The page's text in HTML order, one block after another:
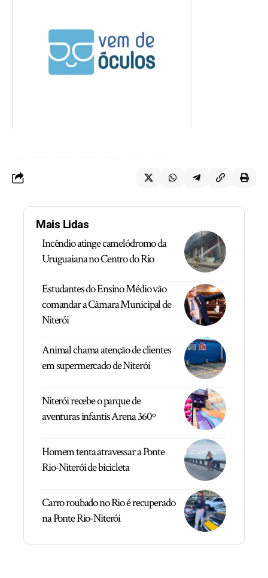
Mais Lidas
Incêndio atinge camelódromo da
Uruguaiana no Centro do Rio
Estudantes do Ensino Médio vão
comandar a Câmara Municipal de
Niterói
Animal chama atenção de clientes
em supermercado de Niterói
Niterói recebe o parque de
aventuras infantis Arena 360º
Homem tenta atravessar a Ponte
Rio-Niterói de bicicleta
Carro roubado no Rio é recuperado
na Ponte Rio-Niterói